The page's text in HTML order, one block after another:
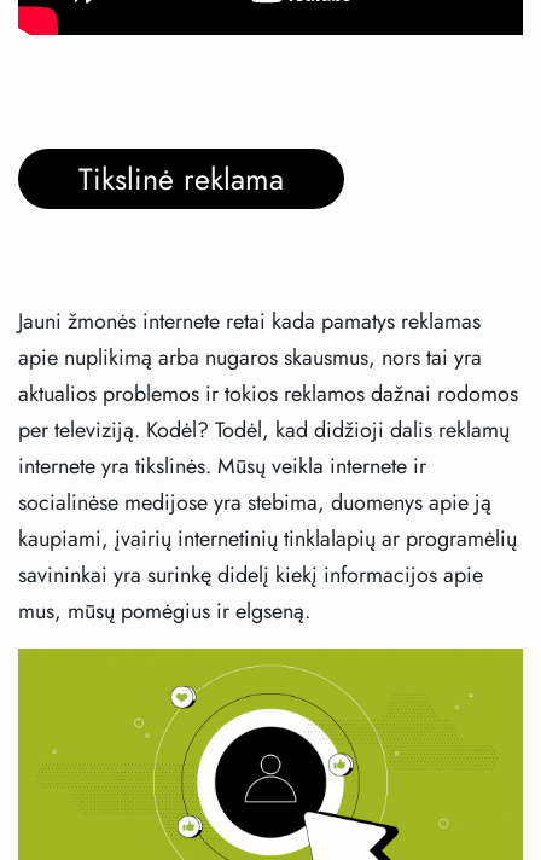
Tikslinė reklama
Jauni žmonės internete retai kada pamatys reklamas
apie nuplikimą arba nugaros skausmus, nors tai yra
aktualios problemos ir tokios reklamos dažnai rodomos
per televiziją. Kodėl? Todėl, kad didžioji dalis reklamų
internete yra tikslinės. Mūsų veikla internete ir
socialinėse medijose yra stebima, duomenys apie ją
kaupiami, įvairių internetinių tinklalapių ar programėlių
savininkai yra surinkę didelį kiekį informacijos apie
mus, mūsų pomėgius ir elgseną.